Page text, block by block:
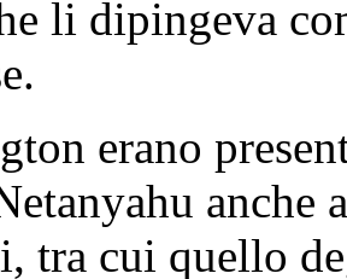
li dipingeva
erano
anche
tra cui quello